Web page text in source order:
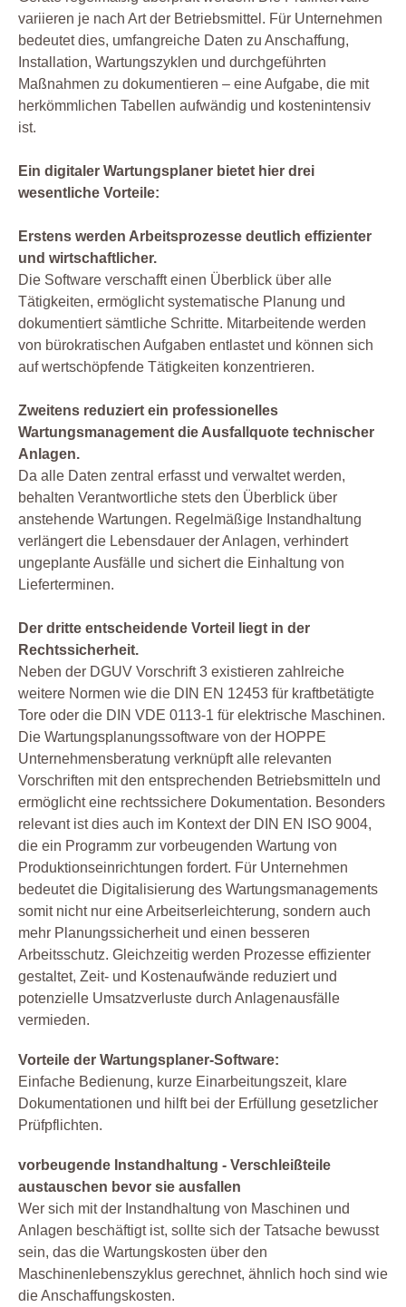
variieren je nach Art der Betriebsmittel. Für Unternehmen
bedeutet dies, umfangreiche Daten zu Anschaffung,
Installation, Wartungszyklen und durchgeführten
Maßnahmen zu dokumentieren – eine Aufgabe, die mit
herkömmlichen Tabellen aufwändig und kostenintensiv
ist.
Ein digitaler Wartungsplaner bietet hier drei
wesentliche Vorteile:
Erstens werden Arbeitsprozesse deutlich effizienter
und wirtschaftlicher.
Die Software verschafft einen Überblick über alle
Tätigkeiten, ermöglicht systematische Planung und
dokumentiert sämtliche Schritte. Mitarbeitende werden
von bürokratischen Aufgaben entlastet und können sich
auf wertschöpfende Tätigkeiten konzentrieren.
Zweitens reduziert ein professionelles
Wartungsmanagement die Ausfallquote technischer
Anlagen.
Da alle Daten zentral erfasst und verwaltet werden,
behalten Verantwortliche stets den Überblick über
anstehende Wartungen. Regelmäßige Instandhaltung
verlängert die Lebensdauer der Anlagen, verhindert
ungeplante Ausfälle und sichert die Einhaltung von
Lieferterminen.
Der dritte entscheidende Vorteil liegt in der
Rechtssicherheit.
Neben der DGUV Vorschrift 3 existieren zahlreiche
weitere Normen wie die DIN EN 12453 für kraftbetätigte
Tore oder die DIN VDE 0113-1 für elektrische Maschinen.
Die Wartungsplanungssoftware von der HOPPE
Unternehmensberatung verknüpft alle relevanten
Vorschriften mit den entsprechenden Betriebsmitteln und
ermöglicht eine rechtssichere Dokumentation. Besonders
relevant ist dies auch im Kontext der DIN EN ISO 9004,
die ein Programm zur vorbeugenden Wartung von
Produktionseinrichtungen fordert. Für Unternehmen
bedeutet die Digitalisierung des Wartungsmanagements
somit nicht nur eine Arbeitserleichterung, sondern auch
mehr Planungssicherheit und einen besseren
Arbeitsschutz. Gleichzeitig werden Prozesse effizienter
gestaltet, Zeit- und Kostenaufwände reduziert und
potenzielle Umsatzverluste durch Anlagenausfälle
vermieden.
Vorteile der Wartungsplaner-Software:
Einfache Bedienung, kurze Einarbeitungszeit, klare
Dokumentationen und hilft bei der Erfüllung gesetzlicher
Prüfpflichten.
vorbeugende Instandhaltung - Verschleißteile
austauschen bevor sie ausfallen
Wer sich mit der Instandhaltung von Maschinen und
Anlagen beschäftigt ist, sollte sich der Tatsache bewusst
sein, das die Wartungskosten über den
Maschinenlebenszyklus gerechnet, ähnlich hoch sind wie
die Anschaffungskosten.